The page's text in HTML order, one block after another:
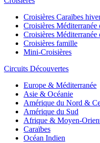
Croisières Caraïbes
Croisières Méditerranée
Croisières Méditerranée
Croisières famille
Mini-Croisières
Circuits Découvertes
Europe & Méditerranée
Asie & Océanie
Amérique du Nord &
Amérique du Sud
Afrique & Moyen-
Caraïbes
Océan Indien